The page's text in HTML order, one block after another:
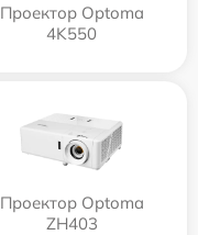
Проектор Optoma
4K550
Проектор Optoma
ZH403